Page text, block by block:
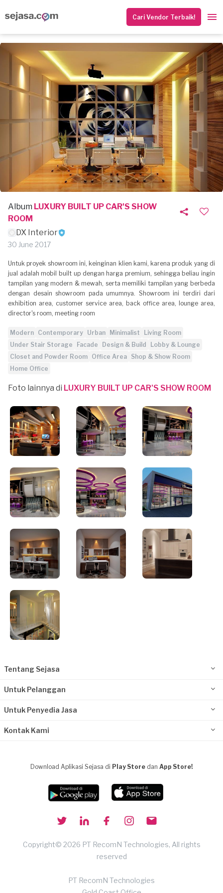
Cari Vendor Terbaik!
Album LUXURY BUILT UP CAR'S SHOW
ROOM
DX Interior
30 June 2017
Untuk proyek showroom ini, keinginan klien kami, karena produk yang di
jual adalah mobil built up dengan harga premium, sehingga beliau ingin
tampilan yang modern & mewah, serta memiliki tampilan yang berbeda
dengan desain showroom pada umumnya. Showroom ini terdiri dari
exhibition area, customer service area, back office area, lounge area,
director's room, meeting room
Modern Contemporary Urban Minimalist
Living Room
Under Stair Storage
Facade Design & Build
Lobby & Lounge
Closet and Powder Room Office Area Shop & Show Room
Home Office
Foto lainnya di LUXURY BUILT UP CAR'S SHOW ROOM
Tentang Sejasa
Untuk Pelanggan
Untuk Penyedia Jasa
Kontak Kami
Download Aplikasi Sejasa di Play Store dan App Store!
Copyright© 2026 PT RecomN Technologies, All rights
reserved
PT RecomN Technologies